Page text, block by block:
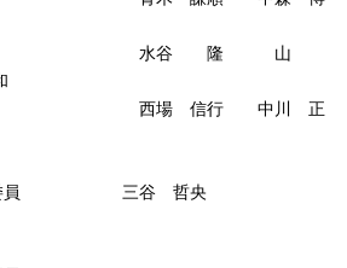
隆 山
行 中川 正
谷 哲央